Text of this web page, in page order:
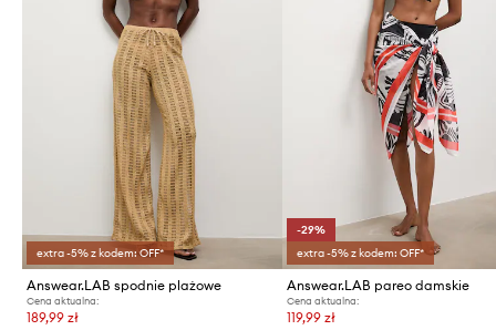
extra -5% z kodem: OFF*
Answear.LAB spodnie plażowe
Cena aktualna:
189,99 zł
-29%
extra -5% z kodem: OFF*
Answear.LAB pareo damskie
Cena aktualna:
119,99 zł